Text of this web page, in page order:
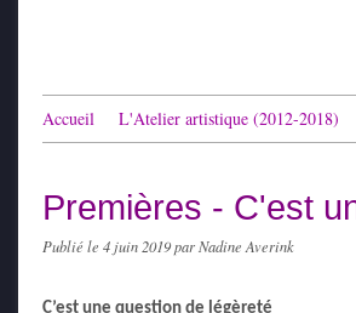
Accueil L'Atelier artistique (2012-2018)
Premières - C'est
Publié le 4 juin 2019par Nadine Averink
C’est une question de légèreté